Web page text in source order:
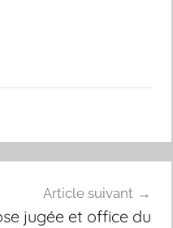
Article suivant
jugée et office du